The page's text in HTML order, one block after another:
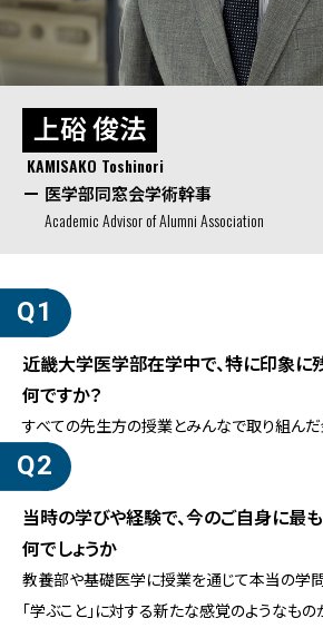
上硲 俊法
KAMISAKO Toshinori
医学部同窓会学術幹事
Academic Advisor of Alumni Association
近畿大学医学部在学中で、特に印象に
何ですか？
すべての先生方の授業とみんなで取り組ん
当時の学びや経験で、今のご自身に最
何でしょうか
教養部や基礎医学に授業を通じて本当の学問
「学ぶこと」に対する新たな感覚のようなもの